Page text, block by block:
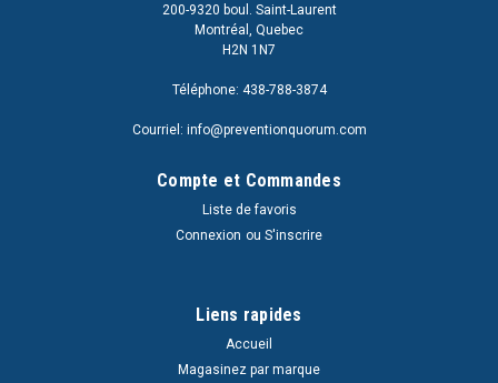
200-9320 boul. Saint-Laurent
Montréal, Quebec
H2N 1N7
Téléphone: 438-788-3874
Courriel: info@preventionquorum.com
Compte et Commandes
Liste de favoris
Connexion ou S'inscrire
Liens rapides
Accueil
Magasinez par marque